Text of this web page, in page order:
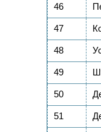
46
47
48
49
50
51